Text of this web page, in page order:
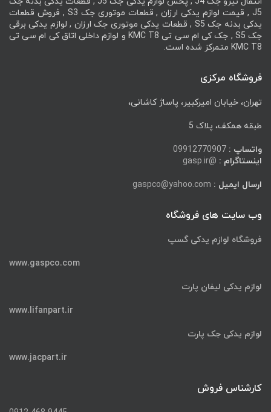
J5 , قیمت لوازم یدکی ارزان , قطعات موتوری جک S3 , فروش قطعات
یدکی بدنه جک S5 , قطعات یدکی موتوری جک ارزان , لوازم یدکی برقی
جک S5 , جک کی ام سی تی KMC T8 و لوازم داخلی اتاق کی ام سی تی
KMC T8 متمرکز شده است.
فروشگاه مرکزی
تهران، خیابان امیرکبیر، پاساژ کاشانی،
طبقه همکف، پلاک 5
واتساپ : 09912770907
اینستاگرام : @gasp.ir
ارسال ایمیل : gaspco@yahoo.com
وب سایت های فروشگاه
فروشگاه لوازم یدکی گسپ
www.gaspco.com
لوازم یدکی لیفان پارت
www.lifanpart.ir
لوازم یدکی جک پارت
www.jacpart.ir
کارشناس فروش